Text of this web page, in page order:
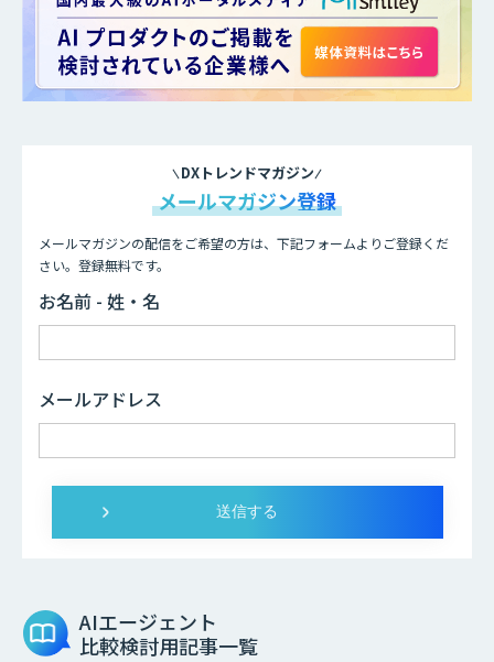
DXトレンドマガジン
メールマガジン登録
メールマガジンの配信をご希望の方は、下記フォームよりご登録くだ
さい。登録無料です。
お名前 - 姓・名
メールアドレス
AIエージェント
比較検討用記事一覧